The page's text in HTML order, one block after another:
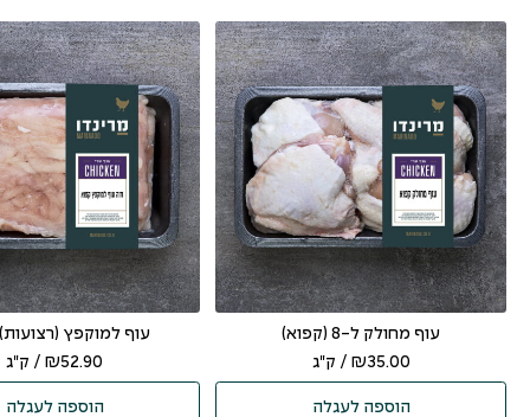
עוף מחולק ל-8 (קפוא)
₪35.00 / ק"ג
הוספה לעגלה
עוף למוקפץ
₪52.90 / ק"ג
הוספה לעגלה